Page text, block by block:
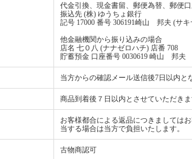
代金引換、現金書留、郵便為替、郵便
振込先 (株) ゆうちょ銀行
記号 17000 番号 306191崎山 邦夫 (サ
他金融機関から振り込みの場合
店名 七０八 (ナナゼロハチ) 店番 708
貯蓄預金 口座番号 0030619 崎山 邦夫
当方からの確認メール送信後7日以内と
商品到着後７日以内とさせていただきま
お客様都合による返品につきましては
当する場合は当方で負担いたします。
古物商認可